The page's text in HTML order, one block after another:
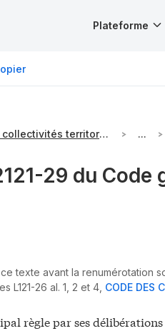
Plateforme
Code général des collectivités territoriales ...
29 du
texte avant la renumérotation
L121-26 al. 1, 2 et 4 CODE DES
règle par ses